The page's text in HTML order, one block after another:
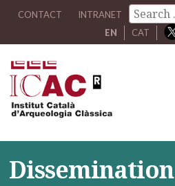
CONTACT INTRANET
EN
CAT
Dissemination